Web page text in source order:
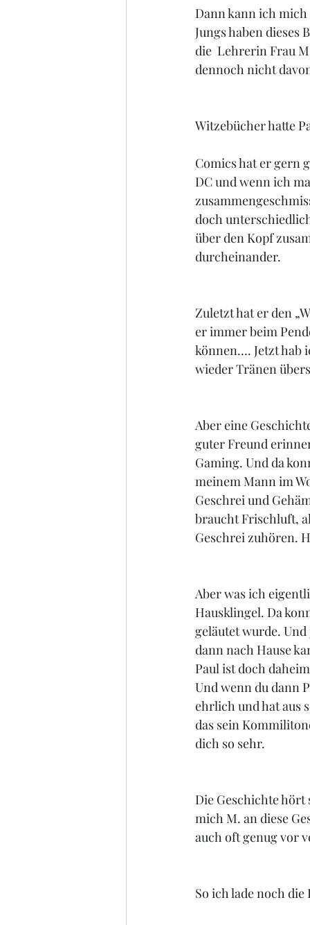
Dann kann ich
Jungs haben
die  Lehrerin Frau
dennoch nicht
Witzebücher hatte
Comics hat er gern
DC und wenn ich
doch
über den Kopf
durcheinander.
Zuletzt hat er den
er immer beim
können…. Jetzt hab
wieder Tränen
Aber eine
guter Freund
Gaming. Und da
meinem Mann im
Geschrei und
braucht Frischluft,
Geschrei zuhören.
Aber was ich
Hausklingel. Da
geläutet wurde.
dann nach Hause
Paul ist doch
Und wenn du dann
ehrlich und hat aus
das sein
dich so sehr.
Die Geschichte
mich M. an diese
auch oft genug vor
So ich lade noch